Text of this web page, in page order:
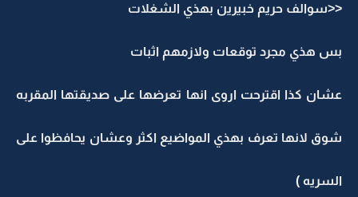
<<سوالف حريم خبيرين بهذي الشغلات
بس هذي مجرد توقعات ولازمهم اثبات
عشان كذا اقترحت اروى انها تعرضها على صديقتها المقربه
شوق لانها تعرف بهذي المواضيع اكثر وعشان يحافظوا على
السريه )